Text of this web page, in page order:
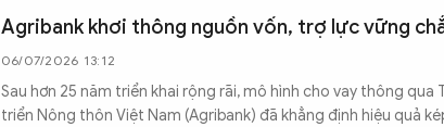
Agribank khơi thông nguồn vốn, trợ lực vững
06/07/2026 13:12
Sau hơn 25 năm triển khai rộng rãi, mô hình cho vay thông qua
triển Nông thôn Việt Nam (Agribank) đã khẳng định hiệu quả